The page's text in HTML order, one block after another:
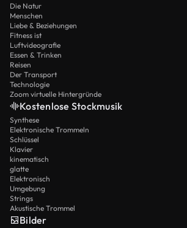
Die Natur
Menschen
Liebe & Beziehungen
Fitness ist
Luftvideografie
Essen & Trinken
Reisen
Der Transport
Technologie
Zoom virtuelle Hintergründe
Kostenlose Stockmusik
Synthese
Elektronische Trommeln
Schlüssel
Klavier
kinematisch
glatte
Elektronisch
Umgebung
Strings
Akustische Trommel
Bilder